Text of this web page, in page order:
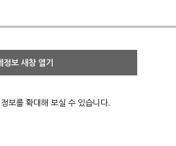
정보 새창 열기
보를 확대해 보실 수 있습니다.